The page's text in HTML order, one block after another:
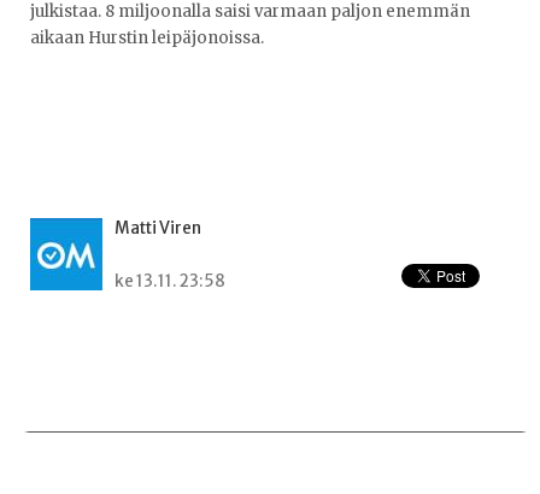
julkistaa. 8 miljoonalla saisi varmaan paljon enemmän
aikaan Hurstin leipäjonoissa.
Matti Viren
ke 13.11. 23:58